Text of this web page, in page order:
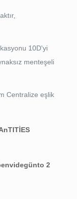
10D'yi
menteşeli
Centralize eşlik
nTITİES
videgünto 2